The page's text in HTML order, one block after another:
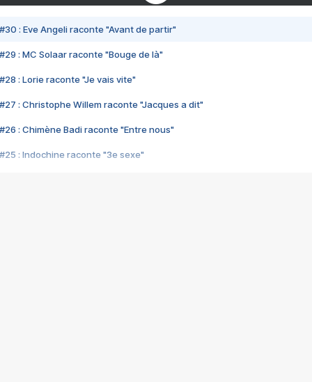
#30 : Eve Angeli raconte "Avant de partir"
#29 : MC Solaar raconte "Bouge de là"
#28 : Lorie raconte "Je vais vite"
#27 : Christophe Willem raconte "Jacques a dit"
#26 : Chimène Badi raconte "Entre nous"
#25 : Indochine raconte "3e sexe"